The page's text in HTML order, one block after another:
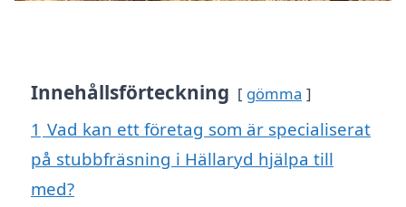
Innehållsförteckning gömma
1 Vad kan ett företag som är specialiserat
på stubbfräsning i Hällaryd hjälpa till
med?